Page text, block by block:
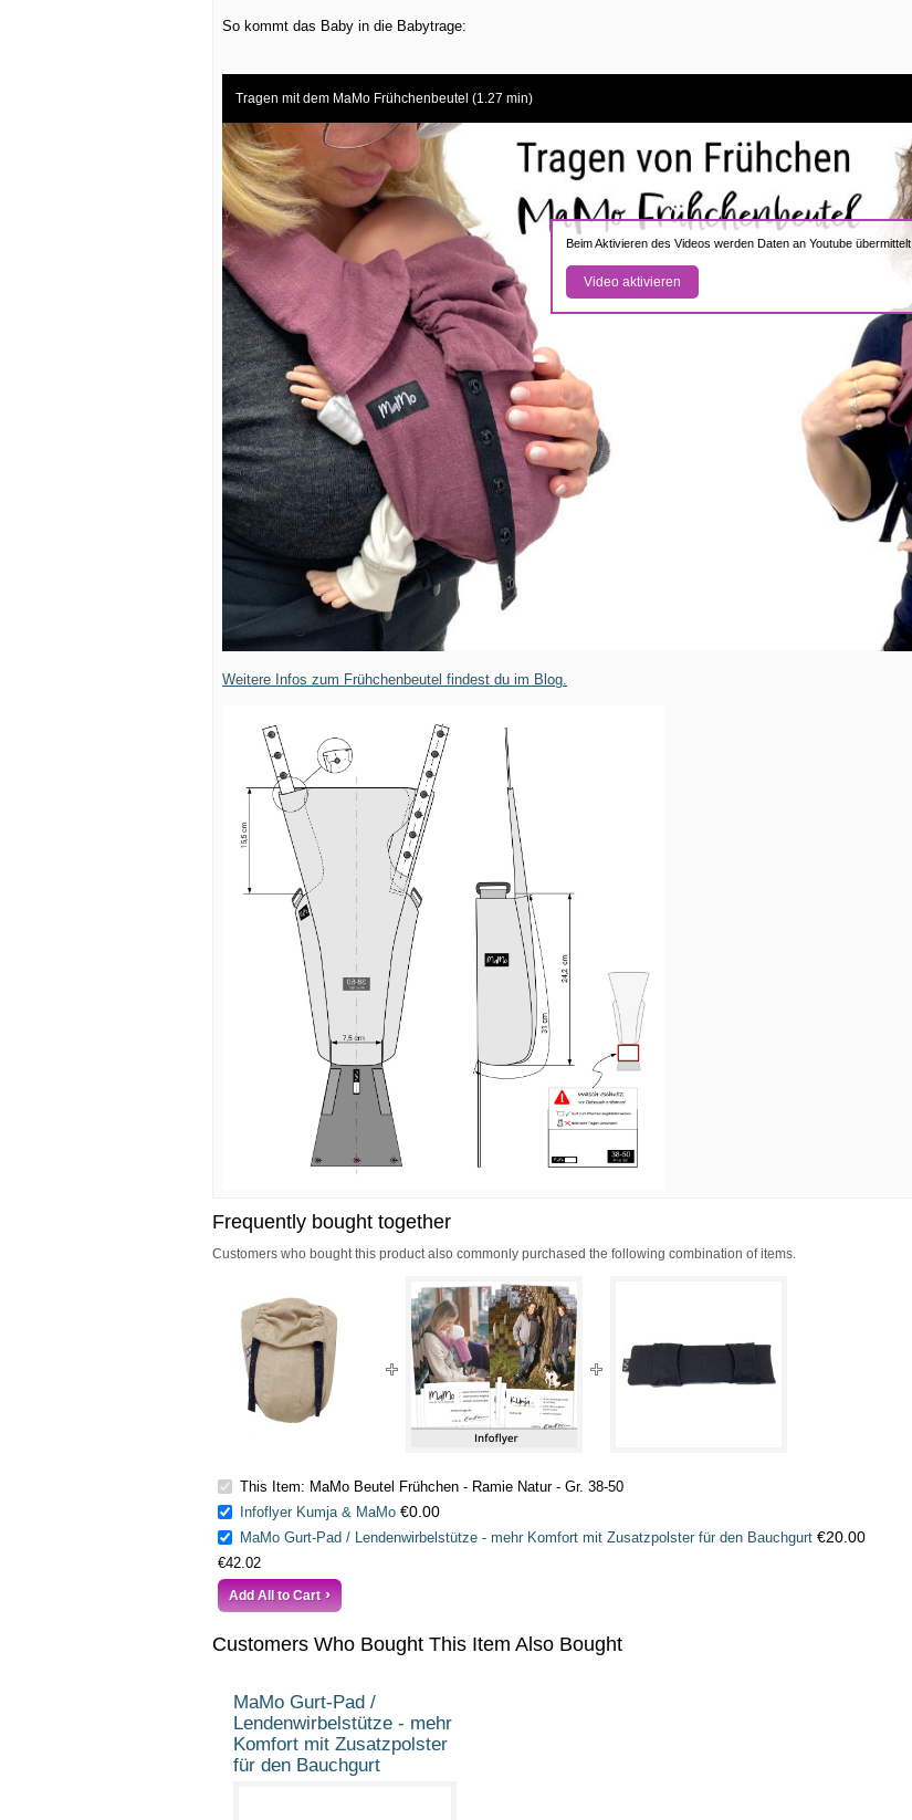
So kommt das Baby in die Babytrage:
Tragen mit dem MaMo Frühchenbeutel (1.27 min)
Beim Aktivieren des Videos werden Daten an Youtube übermittelt.
Video aktivieren
Weitere Infos zum Frühchenbeutel findest du im Blog.
Frequently bought together
Customers who bought this product also commonly purchased the following combination of items.
This Item: MaMo Beutel Frühchen - Ramie Natur - Gr. 38-50
Infoflyer Kumja & MaMo €0.00
MaMo Gurt-Pad / Lendenwirbelstütze - mehr Komfort mit Zusatzpolster für den Bauchgurt €20.00
€42.02
Add All to Cart
Customers Who Bought This Item Also Bought
MaMo Gurt-Pad /
Lendenwirbelstütze - mehr
Komfort mit Zusatzpolster
für den Bauchgurt